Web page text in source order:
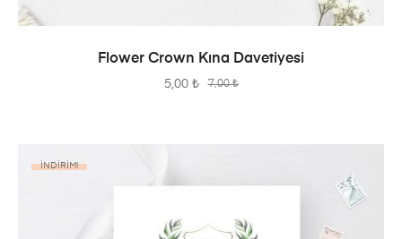
SEPETE EKLE
Flower Crown Kına Davetiyesi
7,00₺
5,00 ₺
İNDIRIM!